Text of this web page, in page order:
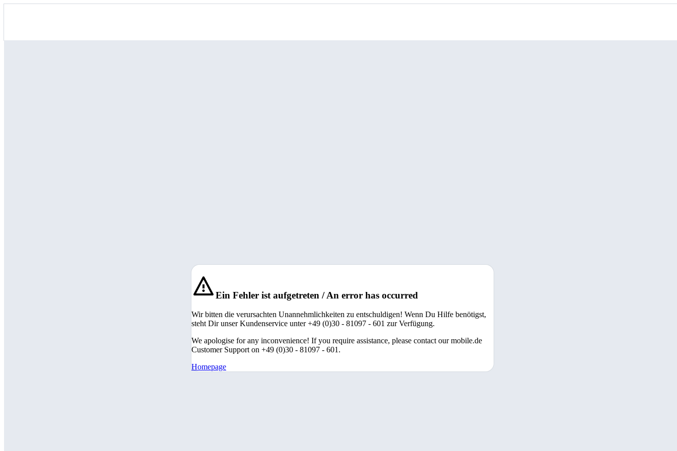
Ein Fehler ist aufgetreten / An error has occurred
Wir bitten die verursachten Unannehmlichkeiten zu entschuldigen! Wenn Du Hilfe benötigst,
steht Dir unser Kundenservice unter +49 (0)30 - 81097 - 601 zur Verfügung.
We apologise for any inconvenience! If you require assistance, please contact our mobile.de
Customer Support on +49 (0)30 - 81097 - 601.
Homepage